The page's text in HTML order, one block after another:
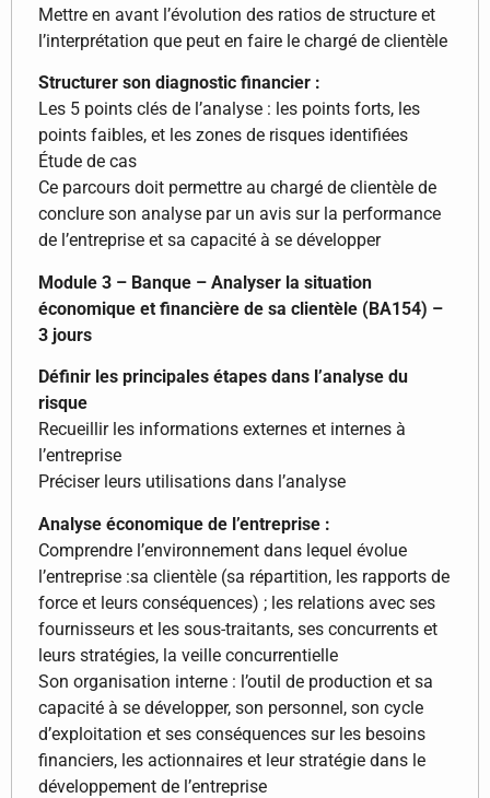
Mettre en avant l’évolution des ratios de structure et
l’interprétation que peut en faire le chargé de clientèle
Structurer son diagnostic financier :
Les 5 points clés de l’analyse : les points forts, les
points faibles, et les zones de risques identifiées
Étude de cas
Ce parcours doit permettre au chargé de clientèle de
conclure son analyse par un avis sur la performance
de l’entreprise et sa capacité à se développer
Module 3 – Banque – Analyser la situation
économique et financière de sa clientèle (BA154) –
3 jours
Définir les principales étapes dans l’analyse du
risque
Recueillir les informations externes et internes à
l’entreprise
Préciser leurs utilisations dans l’analyse
Analyse économique de l’entreprise :
Comprendre l’environnement dans lequel évolue
l’entreprise :sa clientèle (sa répartition, les rapports de
force et leurs conséquences) ; les relations avec ses
fournisseurs et les sous-traitants, ses concurrents et
leurs stratégies, la veille concurrentielle
Son organisation interne : l’outil de production et sa
capacité à se développer, son personnel, son cycle
d’exploitation et ses conséquences sur les besoins
financiers, les actionnaires et leur stratégie dans le
développement de l’entreprise